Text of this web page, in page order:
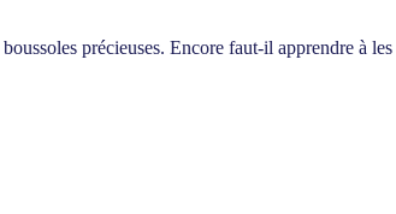
boussoles précieuses. Encore faut-il apprendre à les